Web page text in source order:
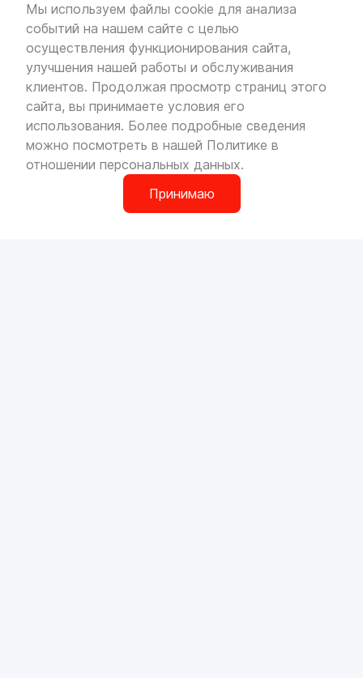
Мы используем файлы cookie для анализа
событий на нашем сайте с целью
осуществления функционирования сайта,
улучшения нашей работы и обслуживания
клиентов. Продолжая просмотр страниц этого
сайта, вы принимаете условия его
использования. Более подробные сведения
можно посмотреть в нашей Политике в
отношении персональных данных.
Принимаю
VOLLO Кунцево
г. Москва, МКАД 55-й километр, строение 31
павильон 5
Пн-Вс с 9:00 до 19:00
VOLLO Брянск
г. Брянск, Московский проезд, д.4
Пн-Пт с 9:00 до 19:00 Сб-Вс с 10:00 до 19:00